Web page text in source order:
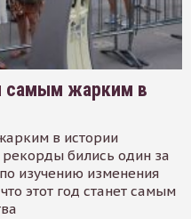
самым жарким в
в истории
бились один за
изучению изменения
этот год станет самым